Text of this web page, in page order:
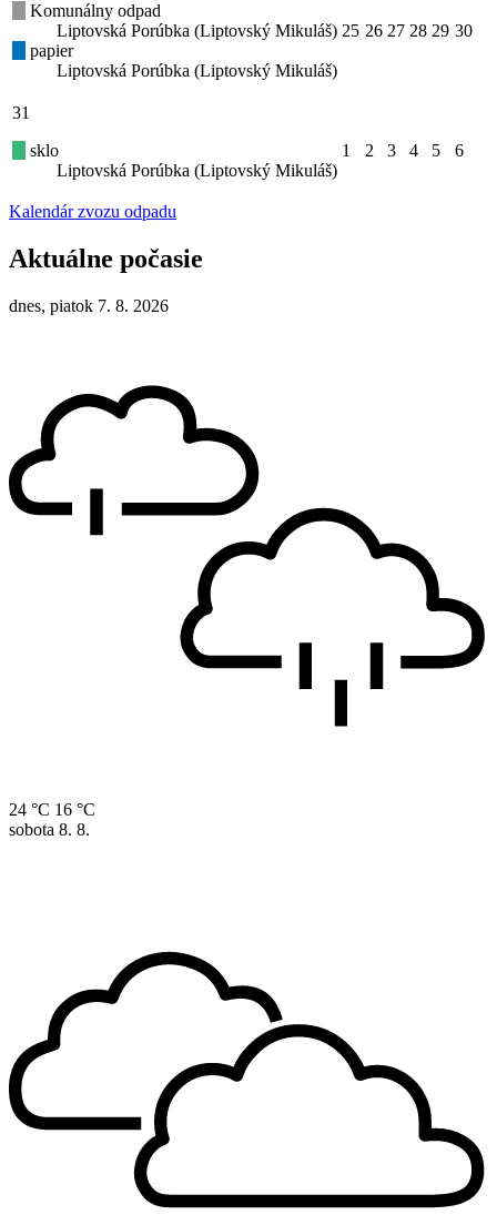
Komunálny odpad
Liptovská Porúbka (Liptovský Mikuláš)
papier
Liptovská Porúbka (Liptovský Mikuláš)
25 26 27 28 29 30
31
sklo
Liptovská Porúbka (Liptovský Mikuláš)
1 2 3 4 5 6
Kalendár zvozu odpadu
Aktuálne počasie
dnes, piatok 7. 8. 2026
24 °C 16 °C
sobota 8. 8.